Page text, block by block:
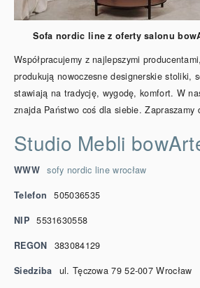
Sofa nordic line z oferty salonu
Współpracujemy z najlepszymi
produkują nowoczesne designerskie stoliki,
stawiają na tradycję, wygodę, komfort. W
znajda Państwo coś dla siebie. Zapraszamy
Studio Mebli
WWW sofy nordic line wrocław
Telefon
505036535
NIP 5531630558
REGON
383084129
Siedziba
ul. Tęczowa 79 52-007 Wrocław